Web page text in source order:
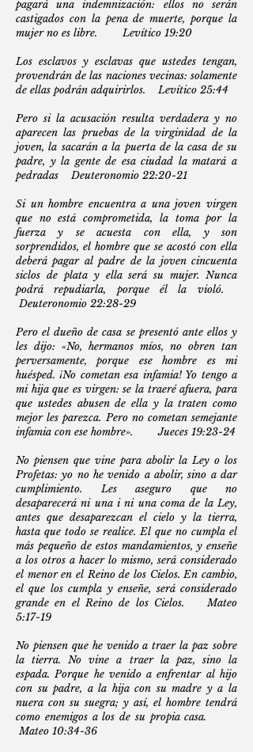
pagará una indemnización: ellos no serán
castigados con la pena de muerte, porque la
mujer no es libre. Levítico 19:20
Los esclavos y esclavas que ustedes tengan,
provendrán de las naciones vecinas: solamente
de ellas podrán adquirirlos. Levítico 25:44
Pero si la acusación resulta verdadera y no
aparecen las pruebas de la virginidad de la
joven, la sacarán a la puerta de la casa de su
padre, y la gente de esa ciudad la matará a
pedradas Deuteronomio 22:20-21
Si un hombre encuentra a una joven virgen
que no está comprometida, la toma por la
fuerza y se acuesta con ella, y son
sorprendidos, el hombre que se acostó con ella
deberá pagar al padre de la joven cincuenta
siclos de plata y ella será su mujer. Nunca
podrá repudiarla, porque él la violó.
Deuteronomio 22:28-29
Pero el dueño de casa se presentó ante ellos y
les dijo: «No, hermanos míos, no obren tan
perversamente, porque ese hombre es mi
huésped. ¡No cometan esa infamia! Yo tengo a
mi hija que es virgen: se la traeré afuera, para
que ustedes abusen de ella y la traten como
mejor les parezca. Pero no cometan semejante
infamia con ese hombre». Jueces 19:23-24
No piensen que vine para abolir la Ley o los
Profetas: yo no he venido a abolir, sino a dar
cumplimiento. Les aseguro que no
desaparecerá ni una i ni una coma de la Ley,
antes que desaparezcan el cielo y la tierra,
hasta que todo se realice. El que no cumpla el
más pequeño de estos mandamientos, y enseñe
a los otros a hacer lo mismo, será considerado
el menor en el Reino de los Cielos. En cambio,
el que los cumpla y enseñe, será considerado
grande en el Reino de los Cielos. Mateo
5:17-19
No piensen que he venido a traer la paz sobre
la tierra. No vine a traer la paz, sino la
espada. Porque he venido a enfrentar al hijo
con su padre, a la hija con su madre y a la
nuera con su suegra; y así, el hombre tendrá
como enemigos a los de su propia casa.
Mateo 10:34-36